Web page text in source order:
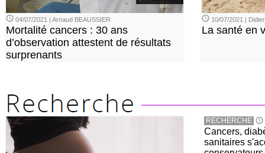
04/07/2021 | Arnaud BEAUSSIER
Mortalité cancers : 30 ans
d’observation attestent de résultats
surprenants
10/07/2021 |
La santé en
RECHERCHE
Cancers,
sanitaires